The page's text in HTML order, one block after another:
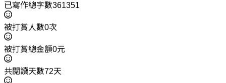
已寫作總字數361351
被打賞人數0次
被打賞總金額0元
共閱讀天數72天